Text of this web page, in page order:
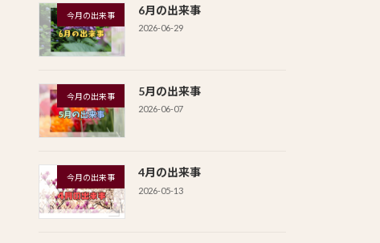
今月の出来事 6月の出来事
2026-06-29
今月の出来事 5月の出来事
2026-06-07
今月の出来事 4月の出来事
2026-05-13